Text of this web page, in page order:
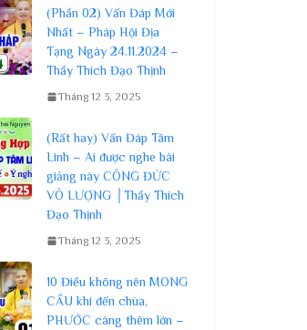
(Phần 02) Vấn Đáp Mới
Nhất – Pháp Hội Địa
Tạng Ngày 24.11.2024 –
Thầy Thích Đạo Thịnh
Tháng 12 3, 2025
(Rất hay) Vấn Đáp Tâm
Linh – Ai được nghe bài
giảng này CÔNG ĐỨC
VÔ LƯỢNG │Thầy Thích
Đạo Thịnh
Tháng 12 3, 2025
10 Điều không nên MONG
CẦU khi đến chùa,
PHƯỚC càng thêm lớn –